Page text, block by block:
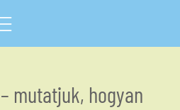
mutatjuk, hogyan